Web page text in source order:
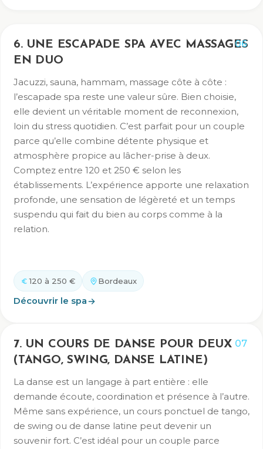
06
6. UNE ESCAPADE SPA AVEC MASSAGES
EN DUO
Jacuzzi, sauna, hammam, massage côte à côte :
l’escapade spa reste une valeur sûre. Bien choisie,
elle devient un véritable moment de reconnexion,
loin du stress quotidien. C’est parfait pour un couple
parce qu’elle combine détente physique et
atmosphère propice au lâcher-prise à deux.
Comptez entre 120 et 250 € selon les
établissements. L’expérience apporte une relaxation
profonde, une sensation de légèreté et un temps
suspendu qui fait du bien au corps comme à la
relation.
120 à 250 € Bordeaux
Découvrir le spa
07
7. UN COURS DE DANSE POUR DEUX
(TANGO, SWING, DANSE LATINE)
La danse est un langage à part entière : elle
demande écoute, coordination et présence à l’autre.
Même sans expérience, un cours ponctuel de tango,
de swing ou de danse latine peut devenir un
souvenir fort. C’est idéal pour un couple parce